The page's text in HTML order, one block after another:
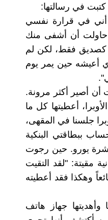
في رسالتها:
في قرارة نفسي
حاولت أن أشفى منك
كصديق فقط، لكن لم
أعيشه حين يمر يوم
أن أصير أكثر مرونة.
أعطيتها كل ما
جلسنا في المقهى،
ببطاقتي البنكية
عشرة يورو. حين رجوت
مقيتة: "لقد التقيت
وهكذا فقد أعطيته
جهاز هاتف